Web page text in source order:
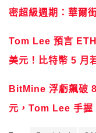
密超級週期：華爾
Tom Lee 預言
美元！比特幣 5 月
BitMine 浮虧飆破
元，Tom Lee 手握